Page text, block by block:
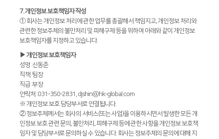
7. 개인정보 보호책임자 작성
① 회사는 개인정보 처리에 관한 업무를 총괄해서 책임지고, 개인정보 처리와
관련한 정보주체의 불만처리 및 피해구제 등을 위하여 아래와 같이 개인정보
보호책임자를 지정하고 있습니다.
▶ 개인정보 보호책임자
성명 :신동준
직책 :팀장
직급 :부장
연락처 :031-350-2831, djshin@hk-global.com
※ 개인정보 보호 담당부서로 연결됩니다.
② 정보주체께서는 회사의 서비스(또는 사업)을 이용하시면서 발생한 모든 개
인정보 보호 관련 문의, 불만처리, 피해구제 등에 관한 사항을 개인정보 보호책
임자 및 담당부서로 문의하실 수 있습니다. 회사는 정보주체의 문의에 대해 지